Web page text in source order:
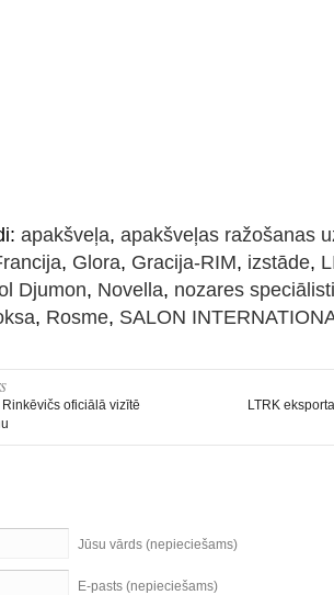
apakšveļa, apakšveļas ražošanas
, Glora, Gracija-RIM, izstāde,
Djumon, Novella, nozares speciālisti
, Rosme, SALON
oficiālā vizītē
LTRK
Jūsu vārds (nepieciešams)
E-pasts (nepieciešams)